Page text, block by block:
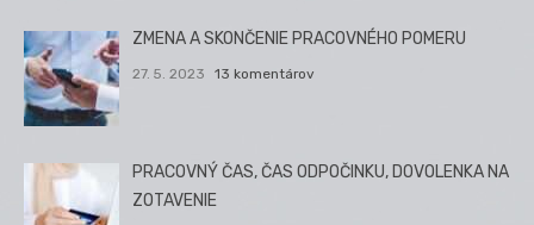
ZMENA A SKONČENIE PRACOVNÉHO POMERU
27. 5. 2023 13 komentárov
PRACOVNÝ ČAS, ČAS ODPOČINKU, DOVOLENKA NA
ZOTAVENIE